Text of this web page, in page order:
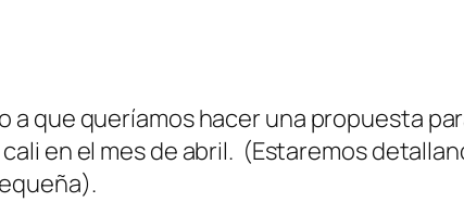
a que queríamos hacer una propuesta
en el mes de abril. (Estaremos